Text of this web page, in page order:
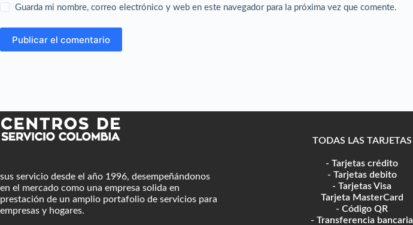
Guarda mi nombre, correo electrónico y web en este navegador para la próxima vez que comente.
Publicar el comentario
sus servicio desde el año 1996, desempeñándonos
en el mercado como una empresa solida en
prestación de un amplio portafolio de servicios para
empresas y hogares.
TODAS LAS TARJETAS
- Tarjetas crédito
- Tarjetas debito
- Tarjetas Visa
Tarjeta MasterCard
- Código QR
- Transferencia bancaria